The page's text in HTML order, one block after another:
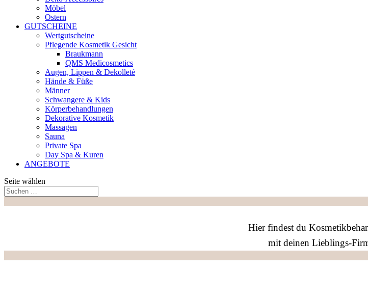
Möbel
Ostern
GUTSCHEINE
Wertgutscheine
Pflegende Kosmetik Gesicht
Braukmann
QMS Medicosmetics
Augen, Lippen & Dekolleté
Hände & Füße
Männer
Schwangere & Kids
Körperbehandlungen
Dekorative Kosmetik
Massagen
Sauna
Private Spa
Day Spa & Kuren
ANGEBOTE
Seite wählen
Hier findest du
mit deinen Lieblings-